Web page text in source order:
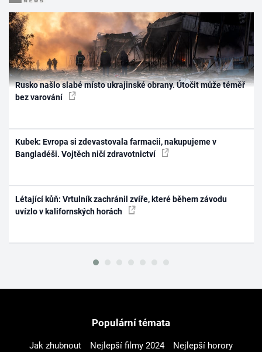
Rusko našlo slabé místo ukrajinské obrany. Útočit může téměř
bez varování
Kubek: Evropa si zdevastovala farmacii, nakupujeme v
Bangladéši. Vojtěch ničí zdravotnictví
Létající kůň: Vrtulník zachránil zvíře, které během závodu
uvízlo v kalifornských horách
Populární témata
Jak zhubnout Nejlepší filmy 2024
Nejlepší horory